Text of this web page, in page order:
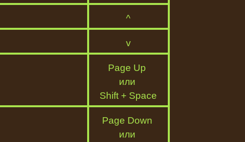
^
v
Page Up
или
Shift + Space
Page Down
или